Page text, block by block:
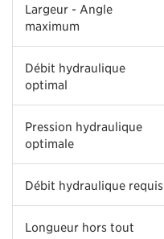
Largeur - Angle
maximum
Débit hydraulique
optimal
Pression hydraulique
optimale
Débit hydraulique requis
Longueur hors tout